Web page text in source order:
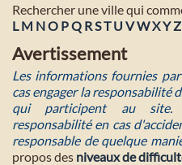
Rechercher une ville qui
L M NO PQ RST U VWXYZ
Avertissement
Les informations fournies
cas engager la responsabilité
qui participent au site.
responsabilité en cas
responsable de quelque
propos des niveaux de